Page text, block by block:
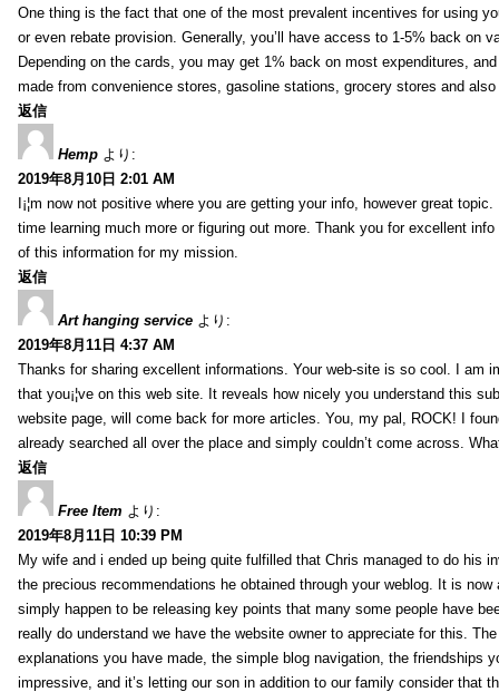
One thing is the fact that one of the most prevalent incentives for using
or even rebate provision. Generally, you’ll have access to 1-5% back on
Depending on the cards, you may get 1% back on most expenditures,
made from convenience stores, gasoline stations, grocery stores and also
返信
Hemp より:
2019年8月10日 2:01 AM
I¡¦m now not positive where you are getting your info, however great
time learning much more or figuring out more. Thank you for excellent
of this information for my mission.
返信
Art hanging service より:
2019年8月11日 4:37 AM
Thanks for sharing excellent informations. Your web-site is so cool. I am
that you¡¦ve on this web site. It reveals how nicely you understand this
website page, will come back for more articles. You, my pal, ROCK! I
already searched all over the place and simply couldn’t come across.
返信
Free Item より:
2019年8月11日 10:39 PM
My wife and i ended up being quite fulfilled that Chris managed to do his
the precious recommendations he obtained through your weblog. It is now
simply happen to be releasing key points that many some people have
really do understand we have the website owner to appreciate for this.
explanations you have made, the simple blog navigation, the friendships
impressive, and it’s letting our son in addition to our family consider that